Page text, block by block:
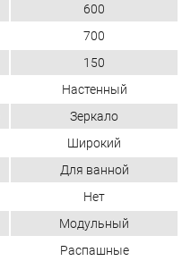
600
700
150
Настенный
Зеркало
Широкий
Для ванной
Нет
Модульный
Распашные